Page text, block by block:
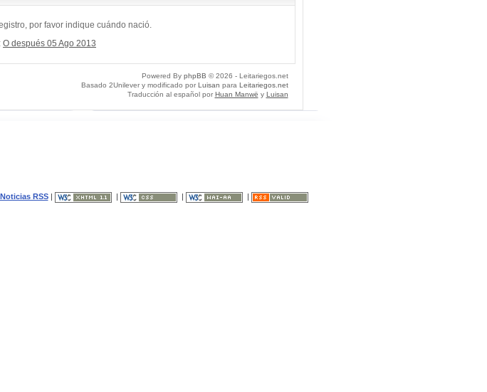
por favor indique cuándo nació.
O después 05 Ago 2013
Powered By phpBB © 2026 - Leitariegos.net
Basado 2Unilever y modificado por Luisan para Leitariegos.net
Traducción al español por Huan Manwë y Luisan
Noticias RSS|